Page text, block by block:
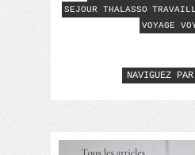
SEJOUR THALASSO
VOYAGE
NAVIGUEZ